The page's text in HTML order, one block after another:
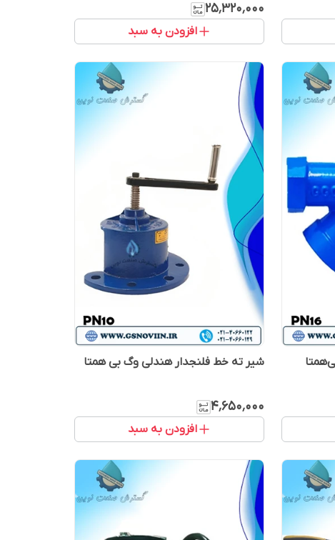
۲۵٬۳۲۰٬۰۰۰
افزودن به سبد
شیر ته خط فلنجدار هندلی وگ بی همتا
۴٬۶۵۰٬۰۰۰
افزودن به سبد